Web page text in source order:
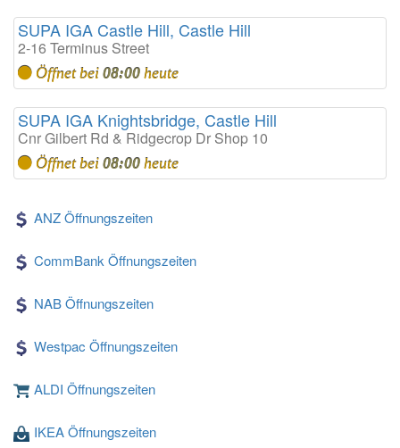
SUPA IGA Castle Hill, Castle Hill
2-16 Terminus Street
Öffnet bei 08:00 heute
SUPA IGA Knightsbridge, Castle Hill
Cnr Gilbert Rd & Ridgecrop Dr Shop 10
Öffnet bei 08:00 heute
ANZ Öffnungszeiten
CommBank Öffnungszeiten
NAB Öffnungszeiten
Westpac Öffnungszeiten
ALDI Öffnungszeiten
IKEA Öffnungszeiten